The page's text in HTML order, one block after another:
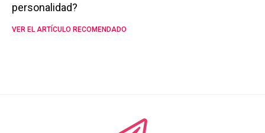
personalidad?
VER EL ARTÍCULO RECOMENDADO